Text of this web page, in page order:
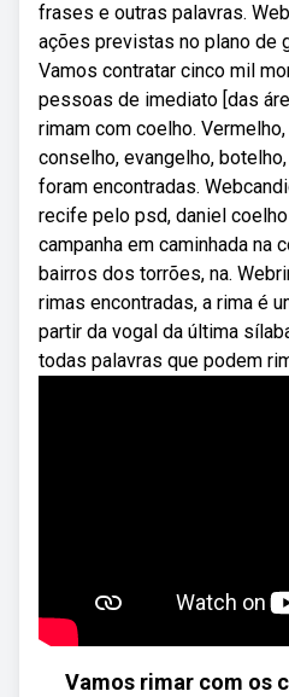
frases e outras palavras.
ações previstas no plano de
Vamos contratar cinco mil
pessoas de imediato [das
rimam com coelho.
conselho, evangelho,
foram encontradas.
recife pelo psd, daniel
campanha em caminhada na
bairros dos torrões, na.
rimas encontradas, a rima é
partir da vogal da última
todas palavras que podem
Vamos rimar com os